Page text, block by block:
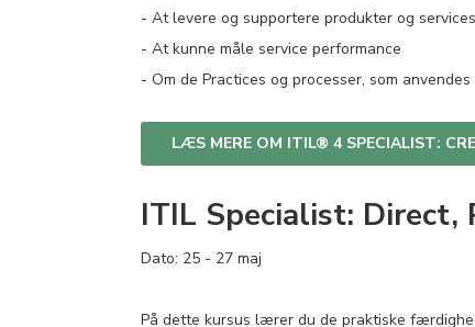
- At levere og supportere produkter og services
- At kunne måle service performance
- Om de Practices og processer, som
LÆS MERE OM ITIL® 4 SPECIALIST:
ITIL Specialist: Direct,
Dato: 25 - 27 maj
På dette kursus lærer du de praktiske